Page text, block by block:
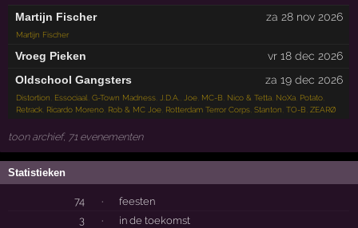
Martijn Fischer za 28 nov 2026
Martijn Fischer
Vroeg Pieken
vr 18 dec 2026
Oldschool Gangsters
za 19 dec 2026
Distortion, Essociaal,G-Town Madness,J.D.A.,Joe, MC-B, Nico & Tetta, NoXa, Potato,
Retrack, Ricardo Moreno, Rob & MC Joe, Rotterdam Terror Corps,Stanton,TO-B,ZEARØ
toon archief, 71 evenementen
Statistieken
74 ·
feesten
3
·
in de toekomst